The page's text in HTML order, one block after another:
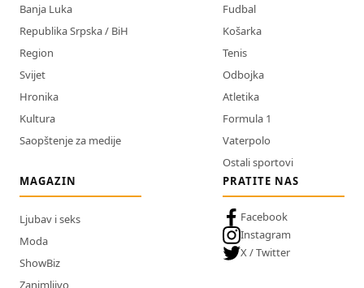
Banja Luka
Republika Srpska / BiH
Region
Svijet
Hronika
Kultura
Saopštenje za medije
Fudbal
Košarka
Tenis
Odbojka
Atletika
Formula 1
Vaterpolo
Ostali sportovi
MAGAZIN
Ljubav i seks
Moda
ShowBiz
Zanimljivo
PRATITE NAS
Facebook
Instagram
X / Twitter